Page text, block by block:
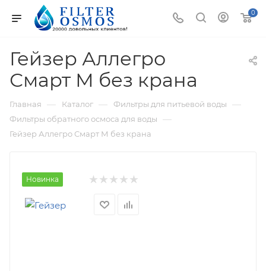
0
Гейзер Аллегро
Смарт М без крана
Главная — Каталог — Фильтры для питьевой воды —
Фильтры обратного осмоса для воды —
Гейзер Аллегро Смарт М без крана
Новинка